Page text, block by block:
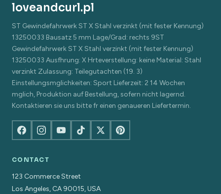
loveandcurl.pl
ST Gewindefahrwerk ST X Stahl verzinkt (mit fester Kennung)
13250033 Bausatz 5 mm Lage/Grad: rechts 9ST
Gewindefahrwerk ST X Stahl verzinkt (mit fester Kennung)
13250033 Ausfhrung: X Hrteverstellung: keine Material: Stahl
verzinkt Zulassung: Teilegutachten (19. 3)
Einstellungsmglichkeiten: Sport Lieferzeit: 2 14 Wochen
mglich, Produktion auf Bestellung, sofern nicht lagernd.
Kontaktieren sie uns bitte fr einen genaueren Liefertermin.
CONTACT
123 Commerce Street
Los Angeles, CA 90015, USA